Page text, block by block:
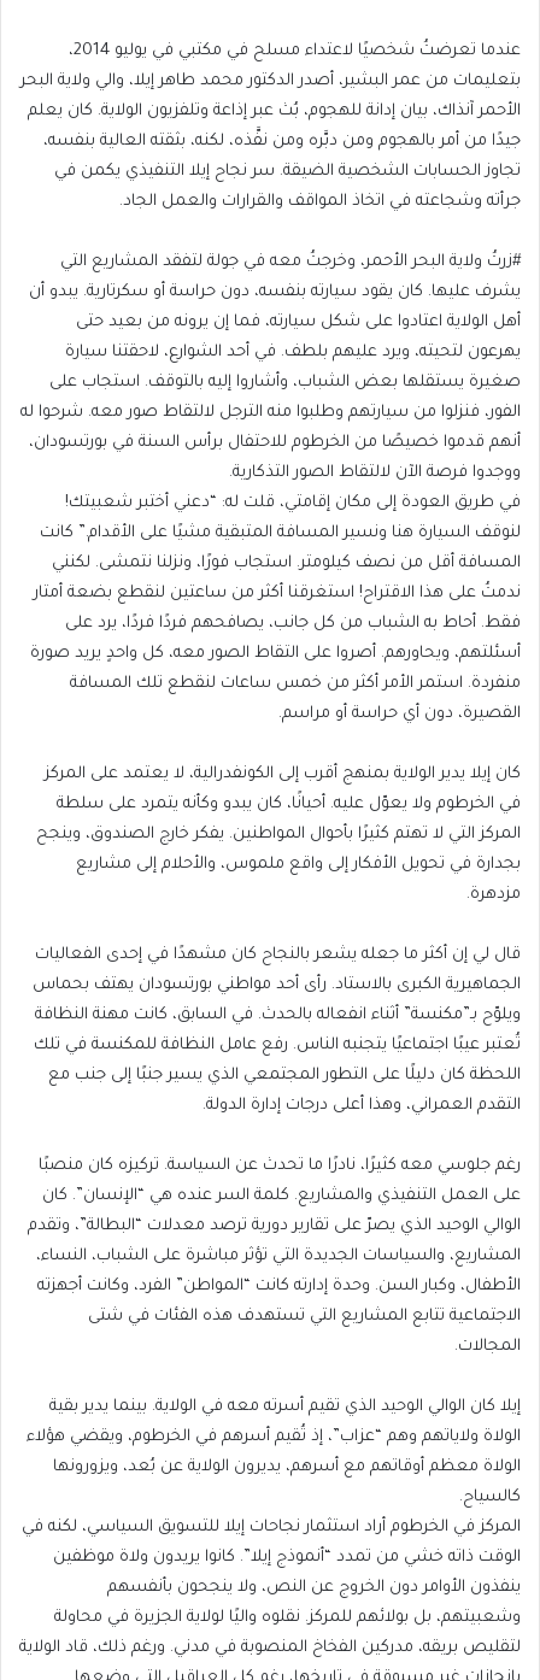
عندما تعرضتُ شخصيًا لاعتداء مسلح في مكتبي في يوليو 2014،
بتعليمات من عمر البشير، أصدر الدكتور محمد طاهر إيلا، والي ولاية البحر
الأحمر آنذاك، بيان إدانة للهجوم، بُث عبر إذاعة وتلفزيون الولاية. كان يعلم
جيدًا من أمر بالهجوم ومن دبَّره ومن نفَّذه، لكنه، بثقته العالية بنفسه،
تجاوز الحسابات الشخصية الضيقة. سر نجاح إيلا التنفيذي يكمن في
جرأته وشجاعته في اتخاذ المواقف والقرارات والعمل الجاد.
#زرتُ ولاية البحر الأحمر، وخرجتُ معه في جولة لتفقد المشاريع التي
يشرف عليها. كان يقود سيارته بنفسه، دون حراسة أو سكرتارية. يبدو أن
أهل الولاية اعتادوا على شكل سيارته، فما إن يرونه من بعيد حتى
يهرعون لتحيته، ويرد عليهم بلطف. في أحد الشوارع، لاحقتنا سيارة
صغيرة يستقلها بعض الشباب، وأشاروا إليه بالتوقف. استجاب على
الفور، فنزلوا من سيارتهم وطلبوا منه الترجل لالتقاط صور معه. شرحوا له
أنهم قدموا خصيصًا من الخرطوم للاحتفال برأس السنة في بورتسودان،
ووجدوا فرصة الآن لالتقاط الصور التذكارية.
في طريق العودة إلى مكان إقامتي، قلت له: “دعني أختبر شعبيتك!
لنوقف السيارة هنا ونسير المسافة المتبقية مشيًا على الأقدام.” كانت
المسافة أقل من نصف كيلومتر. استجاب فورًا، ونزلنا نتمشى. لكنني
ندمتُ على هذا الاقتراح! استغرقنا أكثر من ساعتين لنقطع بضعة أمتار
فقط. أحاط به الشباب من كل جانب، يصافحهم فردًا فردًا، يرد على
أسئلتهم، ويحاورهم. أصروا على التقاط الصور معه، كل واحدٍ يريد صورة
منفردة. استمر الأمر أكثر من خمس ساعات لنقطع تلك المسافة
القصيرة، دون أي حراسة أو مراسم.
كان إيلا يدير الولاية بمنهج أقرب إلى الكونفدرالية، لا يعتمد على المركز
في الخرطوم ولا يعوّل عليه. أحيانًا، كان يبدو وكأنه يتمرد على سلطة
المركز التي لا تهتم كثيرًا بأحوال المواطنين. يفكر خارج الصندوق، وينجح
بجدارة في تحويل الأفكار إلى واقع ملموس، والأحلام إلى مشاريع
مزدهرة.
قال لي إن أكثر ما جعله يشعر بالنجاح كان مشهدًا في إحدى الفعاليات
الجماهيرية الكبرى بالاستاد. رأى أحد مواطني بورتسودان يهتف بحماس
ويلوّح بـ”مكنسة” أثناء انفعاله بالحدث. في السابق، كانت مهنة النظافة
تُعتبر عيبًا اجتماعيًا يتجنبه الناس. رفع عامل النظافة للمكنسة في تلك
اللحظة كان دليلًا على التطور المجتمعي الذي يسير جنبًا إلى جنب مع
التقدم العمراني، وهذا أعلى درجات إدارة الدولة.
رغم جلوسي معه كثيرًا، نادرًا ما تحدث عن السياسة. تركيزه كان منصبًا
على العمل التنفيذي والمشاريع. كلمة السر عنده هي “الإنسان”. كان
الوالي الوحيد الذي يصرّ على تقارير دورية ترصد معدلات “البطالة”، وتقدم
المشاريع، والسياسات الجديدة التي تؤثر مباشرة على الشباب، النساء،
الأطفال، وكبار السن. وحدة إدارته كانت “المواطن” الفرد، وكانت أجهزته
الاجتماعية تتابع المشاريع التي تستهدف هذه الفئات في شتى
المجالات.
إيلا كان الوالي الوحيد الذي تقيم أسرته معه في الولاية. بينما يدير بقية
الولاة ولاياتهم وهم “عزاب”، إذ تُقيم أسرهم في الخرطوم، ويقضي هؤلاء
الولاة معظم أوقاتهم مع أسرهم، يديرون الولاية عن بُعد، ويزورونها
كالسياح.
المركز في الخرطوم أراد استثمار نجاحات إيلا للتسويق السياسي، لكنه في
الوقت ذاته خشي من تمدد “أنموذج إيلا”. كانوا يريدون ولاة موظفين
ينفذون الأوامر دون الخروج عن النص، ولا ينجحون بأنفسهم
وشعبيتهم، بل بولائهم للمركز. نقلوه واليًا لولاية الجزيرة في محاولة
لتقليص بريقه، مدركين الفخاخ المنصوبة في مدني. ورغم ذلك، قاد الولاية